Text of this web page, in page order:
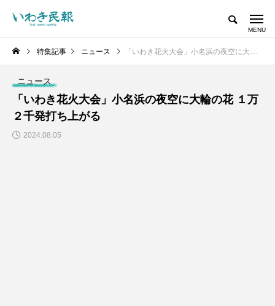
特集記事 ニュース 「いわき花火大会」小名浜の夜空に大輪の花 １万２千発打ち上がる
ニュース
「いわき花火大会」小名浜の夜空に大輪の花 １万
２千発打ち上がる
2024.08.05